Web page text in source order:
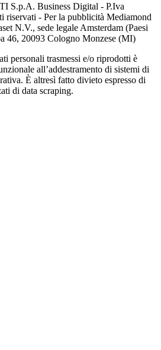
S.p.A. Business Digital - P.Iva
riservati - Per la pubblicità Mediamond
N.V., sede legale Amsterdam (Paesi
46, 20093 Cologno Monzese (MI)
personali trasmessi e/o riprodotti è
all’addestramento di sistemi di
È altresì fatto divieto espresso di
di data scraping.